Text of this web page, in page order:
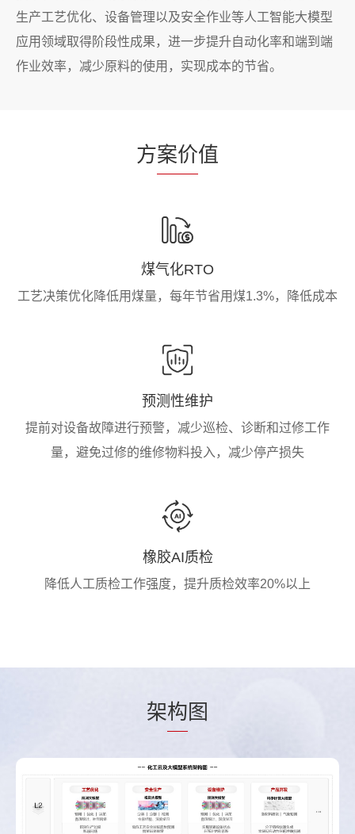
生产工艺优化、设备管理以及安全作业等人工智能大模型
应用领域取得阶段性成果，进一步提升自动化率和端到端
作业效率，减少原料的使用，实现成本的节省。
方案价值
煤气化RTO
工艺决策优化降低用煤量，每年节省用煤1.3%，降低成本
预测性维护
提前对设备故障进行预警，减少巡检、诊断和过修工作
量，避免过修的维修物料投入，减少停产损失
橡胶AI质检
降低人工质检工作强度，提升质检效率20%以上
架构图